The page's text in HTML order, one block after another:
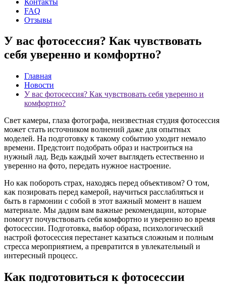
FAQ
Отзывы
У вас фотосессия? Как чувствовать
себя уверенно и комфортно?
Главная
Новости
У вас фотосессия? Как чувствовать себя уверенно и
комфортно?
Свет камеры, глаза фотографа, неизвестная студия фотосессия
может стать источником волнений даже для опытных
моделей. На подготовку к такому событию уходит немало
времени. Предстоит подобрать образ и настроиться на
нужный лад. Ведь каждый хочет выглядеть естественно и
уверенно на фото, передать нужное настроение.
Но как побороть страх, находясь перед объективом? О том,
как позировать перед камерой, научиться расслабляться и
быть в гармонии с собой в этот важный момент в нашем
материале. Мы дадим вам важные рекомендации, которые
помогут почувствовать себя комфортно и уверенно во время
фотосессии. Подготовка, выбор образа, психологический
настрой фотосессия перестанет казаться сложным и полным
стресса мероприятием, а превратится в увлекательный и
интересный процесс.
Как подготовиться к фотосессии